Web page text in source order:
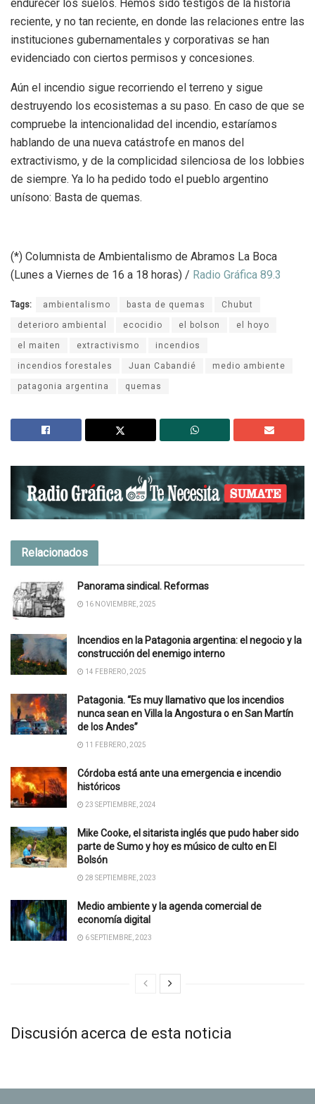
endurecer los suelos. Hemos sido testigos de la historia
reciente, y no tan reciente, en donde las relaciones entre las
instituciones gubernamentales y corporativas se han
evidenciado con ciertos permisos y concesiones.
Aún el incendio sigue recorriendo el terreno y sigue
destruyendo los ecosistemas a su paso. En caso de que se
compruebe la intencionalidad del incendio, estaríamos
hablando de una nueva catástrofe en manos del
extractivismo, y de la complicidad silenciosa de los lobbies
de siempre. Ya lo ha pedido todo el pueblo argentino
unísono: Basta de quemas.
(*) Columnista de Ambientalismo de Abramos La Boca
(Lunes a Viernes de 16 a 18 horas) / Radio Gráfica 89.3
Tags: ambientalismo basta de quemas Chubut
deterioro ambiental ecocidio el bolson el hoyo
el maiten extractivismo incendios
incendios forestales Juan Cabandié medio ambiente
patagonia argentina quemas
Relacionados
Panorama sindical. Reformas
16 NOVIEMBRE, 2025
Incendios en la Patagonia argentina: el negocio y la
construcción del enemigo interno
14 FEBRERO, 2025
Patagonia. “Es muy llamativo que los incendios
nunca sean en Villa la Angostura o en San Martín
de los Andes”
11 FEBRERO, 2025
Córdoba está ante una emergencia e incendio
históricos
23 SEPTIEMBRE, 2024
Mike Cooke, el sitarista inglés que pudo haber sido
parte de Sumo y hoy es músico de culto en El
Bolsón
28 SEPTIEMBRE, 2023
Medio ambiente y la agenda comercial de
economía digital
6 SEPTIEMBRE, 2023
Discusión acerca de esta noticia